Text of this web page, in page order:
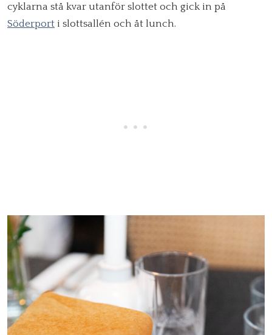
cyklarna stå kvar utanför slottet och gick in på
Söderport i slottsallén och åt lunch.